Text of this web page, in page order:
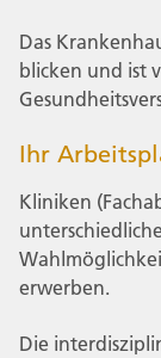
Das
blicken und ist
Ihr
Kliniken
erwerben.
Die